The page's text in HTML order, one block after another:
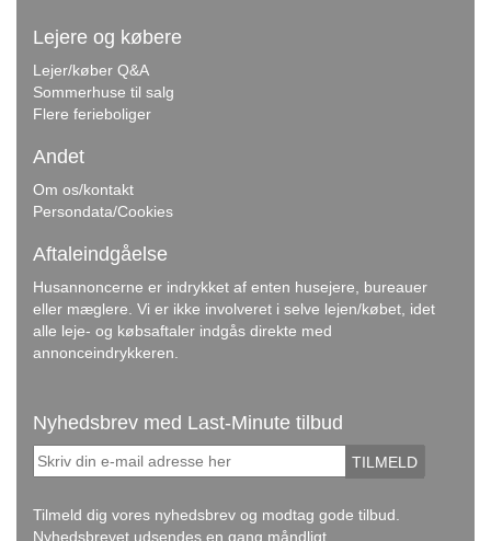
Lejere og købere
Lejer/køber Q&A
Sommerhuse til salg
Flere ferieboliger
Andet
Om os/kontakt
Persondata/Cookies
Aftaleindgåelse
Husannoncerne er indrykket af enten husejere, bureauer
eller mæglere. Vi er ikke involveret i selve lejen/købet, idet
alle leje- og købsaftaler indgås direkte med
annonceindrykkeren.
Nyhedsbrev med Last-Minute tilbud
TILMELD
Tilmeld dig vores nyhedsbrev og modtag gode tilbud.
Nyhedsbrevet udsendes en gang måndligt.